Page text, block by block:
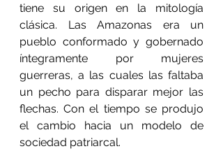
tiene su origen en la mitología
clásica. Las Amazonas era un
pueblo conformado y gobernado
íntegramente por mujeres
guerreras, a las cuales las faltaba
un pecho para disparar mejor las
flechas. Con el tiempo se produjo
el cambio hacia un modelo de
sociedad patriarcal.